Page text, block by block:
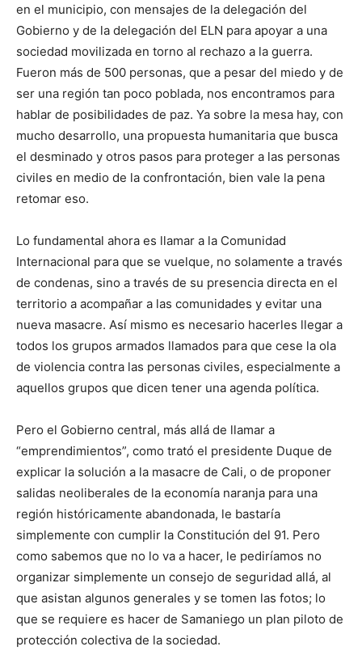
en el municipio, con mensajes de la delegación del
Gobierno y de la delegación del ELN para apoyar a una
sociedad movilizada en torno al rechazo a la guerra.
Fueron más de 500 personas, que a pesar del miedo y de
ser una región tan poco poblada, nos encontramos para
hablar de posibilidades de paz. Ya sobre la mesa hay, con
mucho desarrollo, una propuesta humanitaria que busca
el desminado y otros pasos para proteger a las personas
civiles en medio de la confrontación, bien vale la pena
retomar eso.
Lo fundamental ahora es llamar a la Comunidad
Internacional para que se vuelque, no solamente a través
de condenas, sino a través de su presencia directa en el
territorio a acompañar a las comunidades y evitar una
nueva masacre. Así mismo es necesario hacerles llegar a
todos los grupos armados llamados para que cese la ola
de violencia contra las personas civiles, especialmente a
aquellos grupos que dicen tener una agenda política.
Pero el Gobierno central, más allá de llamar a
“emprendimientos”, como trató el presidente Duque de
explicar la solución a la masacre de Cali, o de proponer
salidas neoliberales de la economía naranja para una
región históricamente abandonada, le bastaría
simplemente con cumplir la Constitución del 91. Pero
como sabemos que no lo va a hacer, le pediríamos no
organizar simplemente un consejo de seguridad allá, al
que asistan algunos generales y se tomen las fotos; lo
que se requiere es hacer de Samaniego un plan piloto de
protección colectiva de la sociedad.